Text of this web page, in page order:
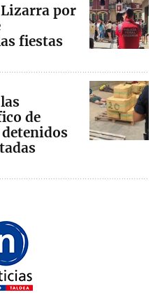
por
fiestas
de